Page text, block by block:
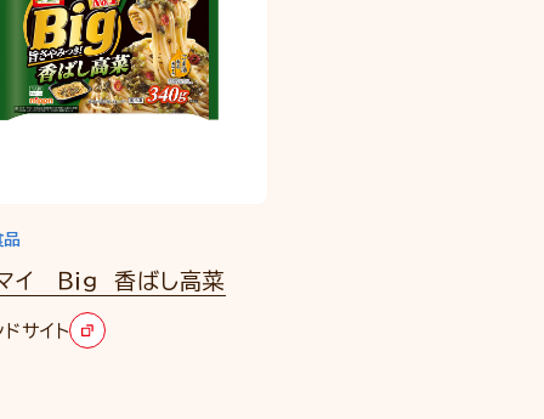
イ Ｂｉｇ 香ばし高菜
サイト